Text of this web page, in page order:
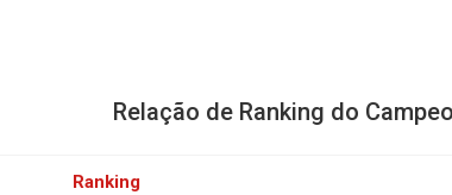
Relação de Ranking do
Ranking